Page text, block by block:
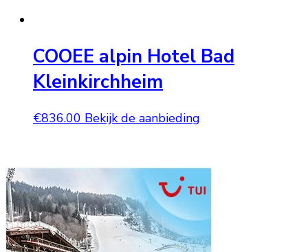
COOEE alpin Hotel Bad
Kleinkirchheim
€836.00 Bekijk de aanbieding